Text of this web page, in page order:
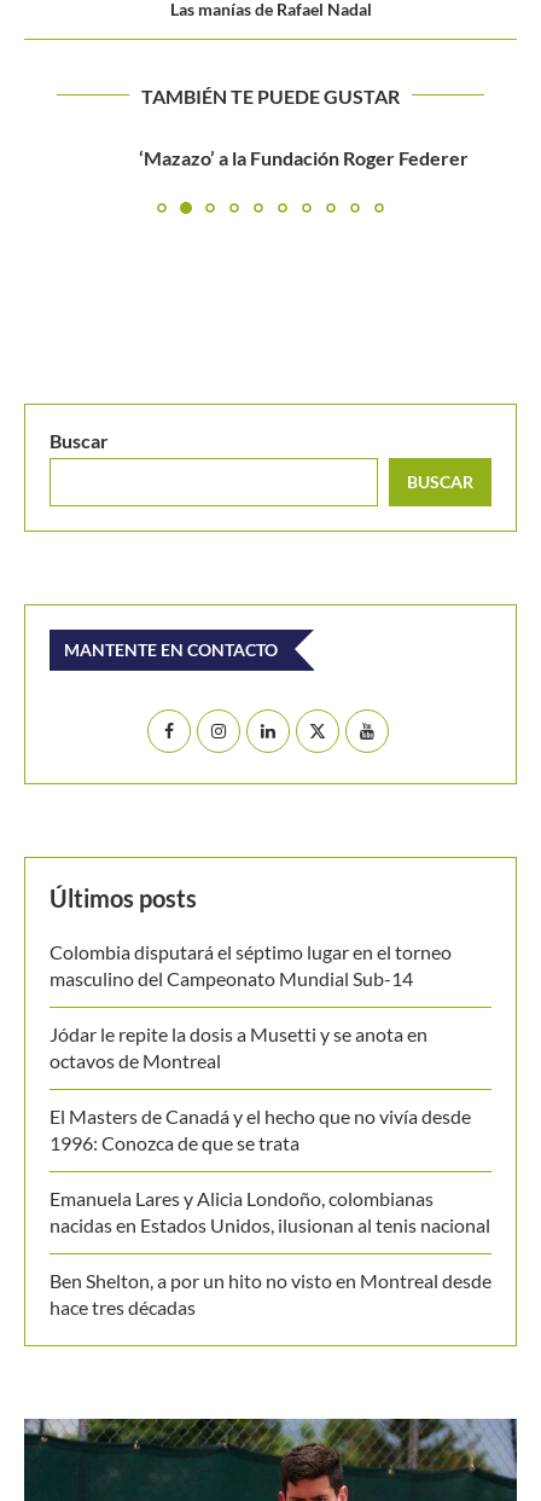
Las manías de Rafael Nadal
TAMBIÉN TE PUEDE GUSTAR
‘Mazazo’ a la Fundación Roger Federer
Últimos posts
masculino del Campeonato Mundial Sub-14
octavos de Montreal
1996: Conozca de que se trata
nacidas en Estados Unidos, ilusionan al tenis nacional
hace tres décadas